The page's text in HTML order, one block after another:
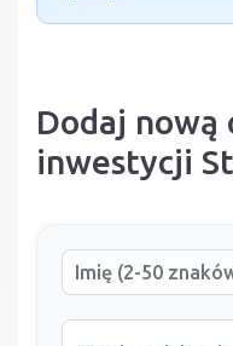
Dodaj nową
inwestycji